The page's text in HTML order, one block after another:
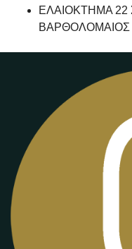
ΕΛΑΙΟΚΤΗΜΑ
ΒΑΡΘΟΛΟΜΑΙΟΣ